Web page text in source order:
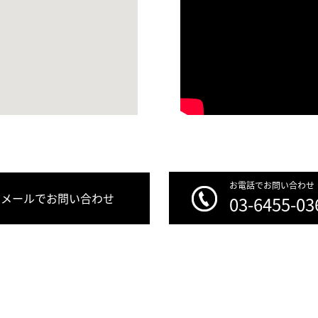
メールでお問い合わせ
お電話でお問い合わせ
03-6455-